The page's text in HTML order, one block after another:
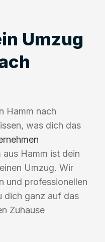
Umzug
Hamm nach
was dich das
Hamm ist dein
Umzug. Wir
und professionellen
dich ganz auf das
Zuhause